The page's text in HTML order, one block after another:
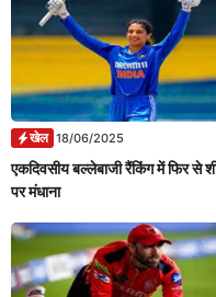
खेल 18/06/2025
एकदिवसीय बल्लेबाजी रैंकिंग में फिर से
पर मंधाना